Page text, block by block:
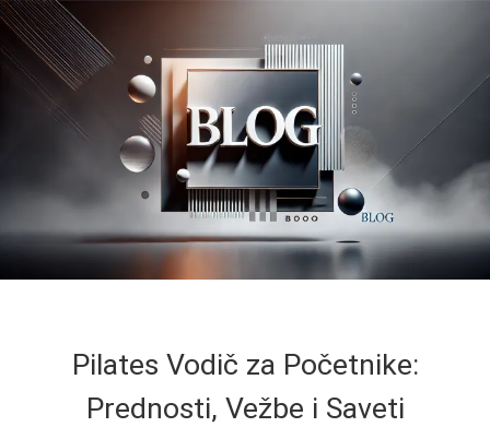
Pilates Vodič za Početnike:
Prednosti, Vežbe i Saveti